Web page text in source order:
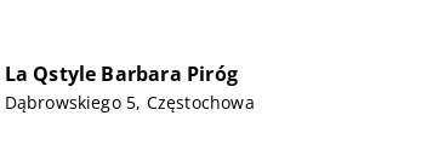
La Qstyle Barbara Piróg
Dąbrowskiego 5, Częstochowa